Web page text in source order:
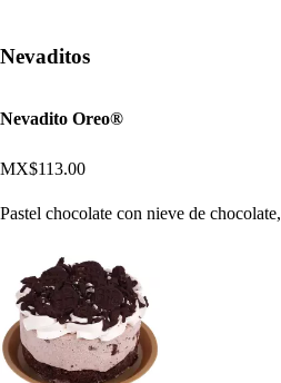
Nevaditos
Nevadito Oreo®
MX$113.00
Pastel chocolate con nieve de